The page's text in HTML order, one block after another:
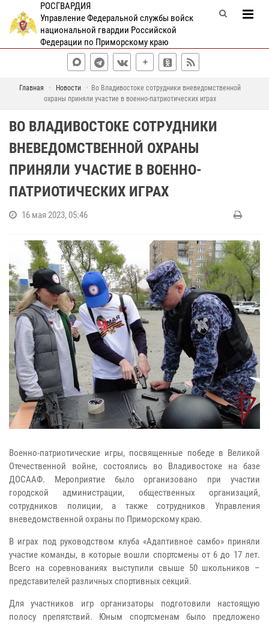
РОСГВАРДИЯ
Управление Федеральной службы войск
национальной гвардии Российской
Федерации по Приморскому краю
Главная Новости
Во Владивостоке сотрудники вневедомственной
охраны приняли участие в военно-патриотических играх
ВО ВЛАДИВОСТОКЕ СОТРУДНИКИ
ВНЕВЕДОМСТВЕННОЙ ОХРАНЫ
ПРИНЯЛИ УЧАСТИЕ В ВОЕННО-
ПАТРИОТИЧЕСКИХ ИГРАХ
16 мая 2023, 05:46
Военно-патриотические игры, посвященные победе в Великой
Отечественной войне, состоялись во Владивостоке на базе
ДОСААФ. Мероприятие было организовано при участии
городской администрации, общественных организаций,
сотрудников полиции, а также сотрудников Управления
вневедомственной охраны по Приморскому краю.
В играх под руководством клуба «Адаптивное самбо» приняли
участие команды, в которые вошли спортсмены от 6 до 17 лет.
Всего на соревнованиях выступили свыше 50 школьников –
представителей различных спортивных секций.
Для участников игр организаторы подготовили настоящую
полосу препятствий. Юным спортсменам было предложено